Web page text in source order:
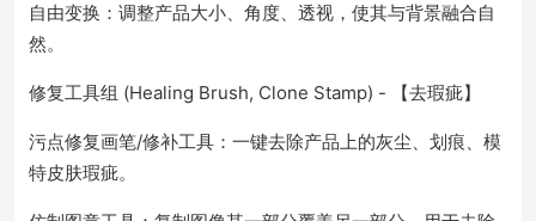
自由变换：调整产品大小、角度、透视，使其与背景融合自
然。
修复工具组 (Healing Brush, Clone Stamp) - 【去瑕疵】
污点修复画笔/修补工具：一键去除产品上的灰尘、划痕、模
特皮肤瑕疵。